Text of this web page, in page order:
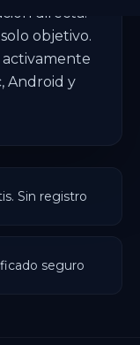
directa.
objetivo.
Android y
Sin registro
seguro